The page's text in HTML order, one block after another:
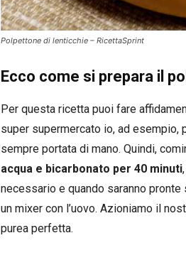
Polpettone di lenticchie – RicettaSprint
Ecco come si prepara il
Per questa ricetta puoi fare
super supermercato io, ad
sempre portata di mano. Quindi,
acqua e bicarbonato per 40 minuti
necessario e quando saranno
un mixer con l’uovo. Azioniamo il
purea perfetta.